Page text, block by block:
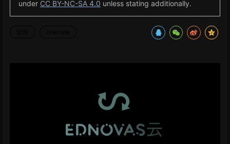
under CC BY-NC-SA 4.0 unless stating additionally.